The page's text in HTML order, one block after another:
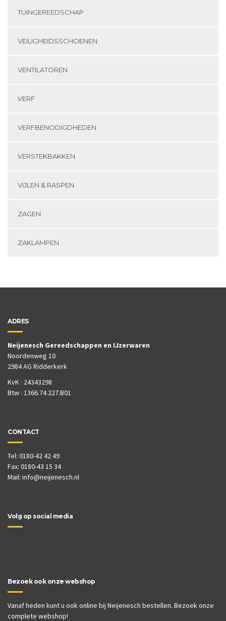
TUINGEREEDSCHAP
VEILIGHEIDSSCHOENEN
VENTILATOREN
VERF
VERFBENODIGDHEDEN
VERSTEKBAKKEN
VIJLEN & RASPEN
ZAGEN
ZAKLAMPEN
ADRES
Neijenesch Gereedschappen en IJzerwaren
Noordenweg 10
2984 AG Ridderkerk
KvK : 24343298
Btw : 1366.74.227.B01
CONTACT
Tel: 0180-42 42 49
Fax: 0180-43 15 34
Mail: info@neijenesch.nl
Volg op social media
Bezoek ook onze webshop
Vanaf heden kunt u ook online bij Neijenesch bestellen. Bezoek onze
complete webshop!